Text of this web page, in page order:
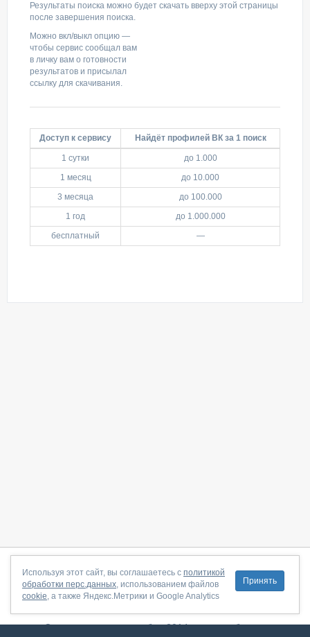
Результаты поиска можно будет скачать вверху этой страницы
после завершения поиска.
Можно вкл/выкл опцию —
чтобы сервис сообщал вам
в личку вам о готовности
результатов и присылал
ссылку для скачивания.
Доступ к сервису Найдёт профилей ВК за 1 поиск
1 сутки
до 1.000
1 месяц
до 10.000
3 месяца
до 100.000
1 год
до 1.000.000
бесплатный
—
О сайте|С чего начать|Контакты|Партнёрская программа
Договор-оферта|Политика конфиденциальности
Правила пользования
Сервис запущен в ноябре 2014, свежее обновление от
Принять
Используя этот сайт, вы соглашаетесь с политикой
обработки перс.данных, использованием файлов
cookie, а также Яндекс.Метрики и Google Analytics